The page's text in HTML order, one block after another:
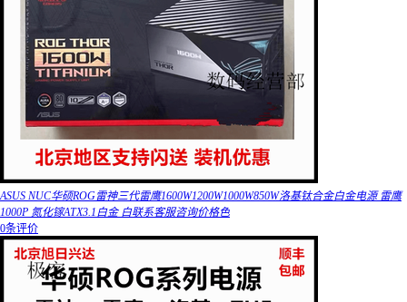
ASUS NUC华硕ROG雷神三代雷鹰1600W1200W1000W850W洛基钛合金白金电源 雷鹰
1000P 氮化镓ATX3.1白金 白联系客服咨询价格色
0条评价